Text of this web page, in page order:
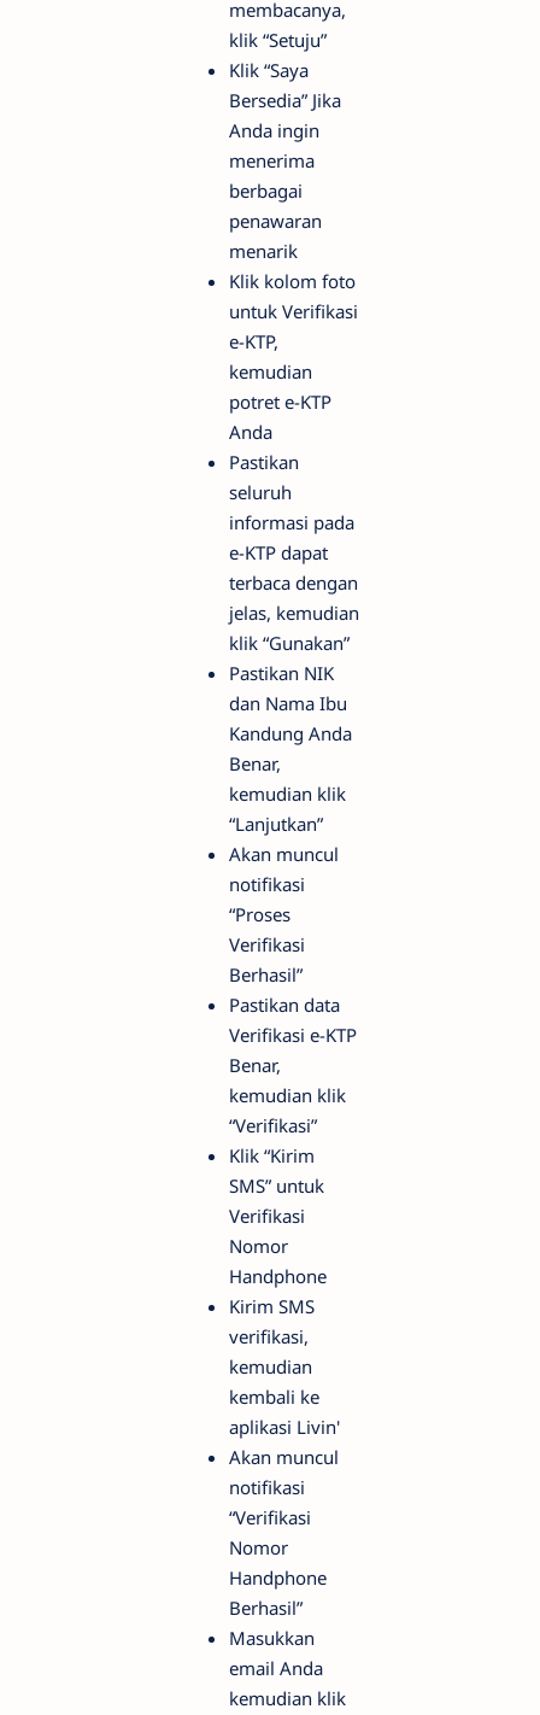
membacanya,
klik “Setuju”
Klik “Saya
Bersedia” Jika
Anda ingin
menerima
berbagai
penawaran
menarik
Klik kolom foto
untuk Verifikasi
e-KTP,
kemudian
potret e-KTP
Anda
Pastikan
seluruh
informasi pada
e-KTP dapat
terbaca dengan
jelas, kemudian
klik “Gunakan”
Pastikan NIK
dan Nama Ibu
Kandung Anda
Benar,
kemudian klik
“Lanjutkan”
Akan muncul
notifikasi
“Proses
Verifikasi
Berhasil”
Pastikan data
Verifikasi e-KTP
Benar,
kemudian klik
“Verifikasi”
Klik “Kirim
SMS” untuk
Verifikasi
Nomor
Handphone
Kirim SMS
verifikasi,
kemudian
kembali ke
aplikasi Livin'
Akan muncul
notifikasi
“Verifikasi
Nomor
Handphone
Berhasil”
Masukkan
email Anda
kemudian klik